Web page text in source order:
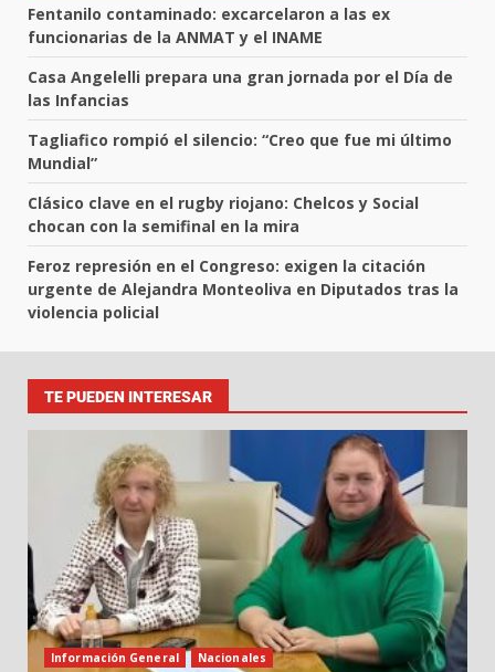
Fentanilo contaminado: excarcelaron a las ex
funcionarias de la ANMAT y el INAME
Casa Angelelli prepara una gran jornada por el Día de
las Infancias
Tagliafico rompió el silencio: “Creo que fue mi último
Mundial”
Clásico clave en el rugby riojano: Chelcos y Social
chocan con la semifinal en la mira
Feroz represión en el Congreso: exigen la citación
urgente de Alejandra Monteoliva en Diputados tras la
violencia policial
TE PUEDEN INTERESAR
Información General Nacionales